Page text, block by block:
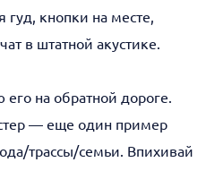
кнопки на месте,
в штатной акустике.
на обратной дороге.
— еще один пример
трассы/семьи. Впихивай